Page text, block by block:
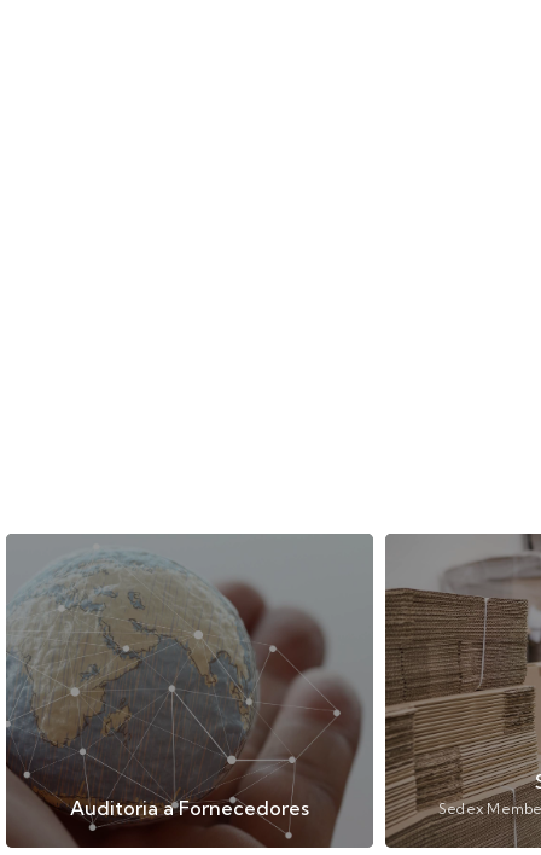
Auditoria a Fornecedores Sedex